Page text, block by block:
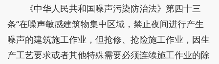
《中华人民共和国噪声污染防治法》第四十三
条“在噪声敏感建筑物集中区域，禁止夜间进行产生
噪声的建筑施工作业，但抢修、抢险施工作业，因生
产工艺要求或者其他特殊需要必须连续施工作业的除